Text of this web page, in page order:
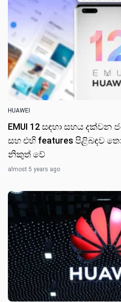
HUAWEI
EMUI 12 සඳහා සහය දක්වන
සහ එහි features පිළිබඳ​ව
නිකුත් ​වේ
almost 5 years ago